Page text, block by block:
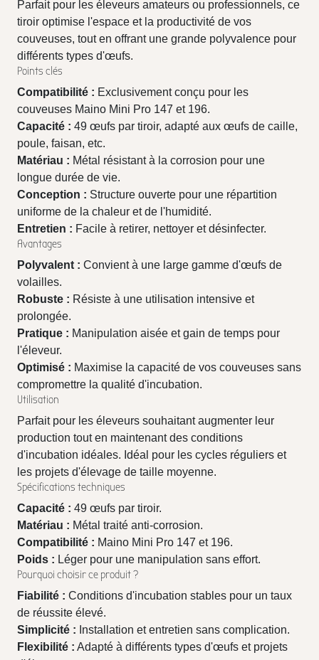
Parfait pour les éleveurs amateurs ou professionnels, ce
tiroir optimise l'espace et la productivité de vos
couveuses, tout en offrant une grande polyvalence pour
différents types d'œufs.
Points clés
Compatibilité : Exclusivement conçu pour les
couveuses Maino Mini Pro 147 et 196.
Capacité : 49 œufs par tiroir, adapté aux œufs de caille,
poule, faisan, etc.
Matériau : Métal résistant à la corrosion pour une
longue durée de vie.
Conception : Structure ouverte pour une répartition
uniforme de la chaleur et de l'humidité.
Entretien : Facile à retirer, nettoyer et désinfecter.
Avantages
Polyvalent : Convient à une large gamme d'œufs de
volailles.
Robuste : Résiste à une utilisation intensive et
prolongée.
Pratique : Manipulation aisée et gain de temps pour
l'éleveur.
Optimisé : Maximise la capacité de vos couveuses sans
compromettre la qualité d'incubation.
Utilisation
Parfait pour les éleveurs souhaitant augmenter leur
production tout en maintenant des conditions
d'incubation idéales. Idéal pour les cycles réguliers et
les projets d'élevage de taille moyenne.
Spécifications techniques
Capacité : 49 œufs par tiroir.
Matériau : Métal traité anti-corrosion.
Compatibilité : Maino Mini Pro 147 et 196.
Poids : Léger pour une manipulation sans effort.
Pourquoi choisir ce produit ?
Fiabilité : Conditions d'incubation stables pour un taux
de réussite élevé.
Simplicité : Installation et entretien sans complication.
Flexibilité : Adapté à différents types d'œufs et projets